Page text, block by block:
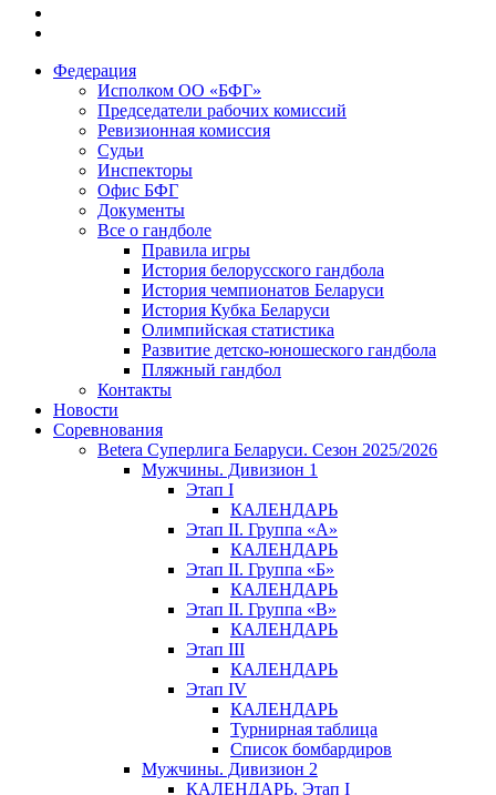
Федерация
Исполком ОО «БФГ»
Председатели рабочих комиссий
Ревизионная комиссия
Судьи
Инспекторы
Офис БФГ
Документы
Все о гандболе
Правила игры
История белорусского гандбола
История чемпионатов Беларуси
История Кубка Беларуси
Олимпийская статистика
Развитие детско-юношеского гандбола
Пляжный гандбол
Контакты
Новости
Соревнования
Betera Суперлига Беларуси. Сезон 2025/2026
Мужчины. Дивизион 1
Этап I
КАЛЕНДАРЬ
Этап II. Группа «А»
КАЛЕНДАРЬ
Этап II. Группа «Б»
КАЛЕНДАРЬ
Этап II. Группа «В»
КАЛЕНДАРЬ
Этап III
КАЛЕНДАРЬ
Этап IV
КАЛЕНДАРЬ
Турнирная таблица
Список бомбардиров
Мужчины. Дивизион 2
КАЛЕНДАРЬ. Этап I